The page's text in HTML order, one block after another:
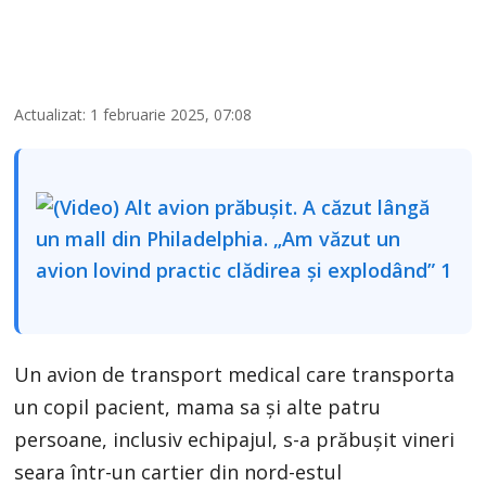
Actualizat: 1 februarie 2025, 07:08
Un avion de transport medical care transporta
un copil pacient, mama sa și alte patru
persoane, inclusiv echipajul, s-a prăbușit vineri
seara într-un cartier din nord-estul